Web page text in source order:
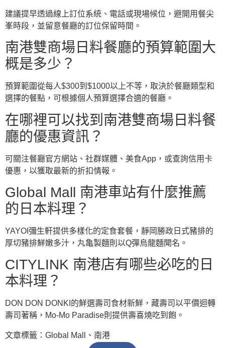
建議提早透過線上訂位系統、電話或現場候位，避開用餐尖
峯時段，並留意餐廳的訂位保留時間。
南港雙商場日料餐廳的預算範圍大
概是多少？
預算範圍從每人$300到$1000以上不等，取決於餐廳類型和
選擇的餐點，可根據個人預算選擇合適的餐廳。
在哪裡可以找到南港雙商場日料餐
廳的優惠資訊？
可關注餐廳官方網站、社群媒體、美食App，或查詢信用卡
優惠，以獲取最新的折扣情報。
Global Mall 南港車站有什麼推薦
的日本料理？
YAYOI彌生軒提供多樣化的定食套餐，靜岡勝政日式豬排的
厚切豬排鮮嫩多汁，丸亀製麵則以Q彈烏龍麵聞名。
CITYLINK 南港店有哪些必吃的日
本料理？
DON DON DONKI的鮮選壽司食材新鮮，藏壽司以平價迴轉
壽司著稱，Mo-Mo Paradise則提供壽喜燒吃到飽。
文章標籤： Global Mall 、 南港